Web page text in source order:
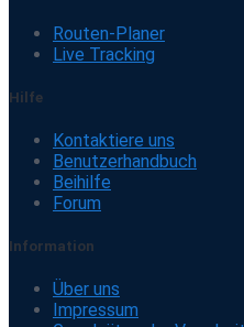
Routen-Planer
Live Tracking
Hilfe
Kontaktiere uns
Benutzerhandbuch
Beihilfe
Forum
Information
Über uns
Impressum